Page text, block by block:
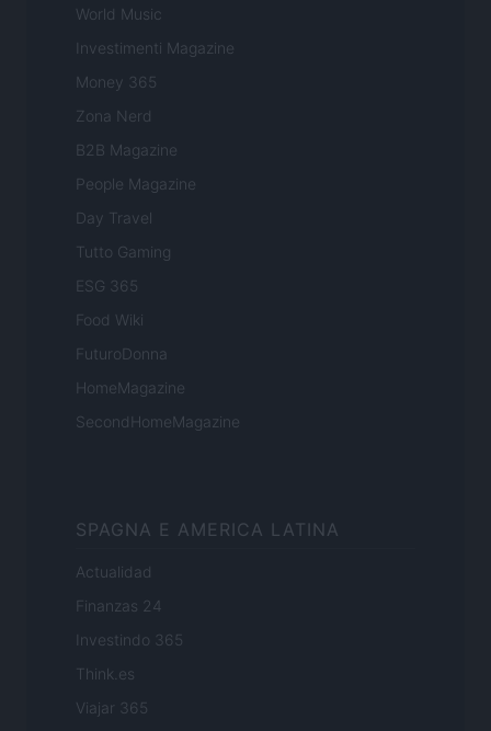
World Music
Investimenti Magazine
Money 365
Zona Nerd
B2B Magazine
People Magazine
Day Travel
Tutto Gaming
ESG 365
Food Wiki
FuturoDonna
HomeMagazine
SecondHomeMagazine
SPAGNA E AMERICA LATINA
Actualidad
Finanzas 24
Investindo 365
Think.es
Viajar 365